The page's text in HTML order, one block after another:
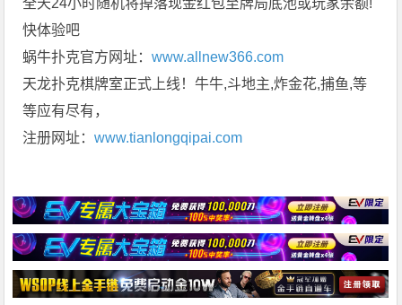
全天24小时随机将掉落现金红包至牌局底池或玩家余额!
快体验吧
蜗牛扑克官方网址：www.allnew366.com
天龙扑克棋牌室正式上线！牛牛,斗地主,炸金花,捕鱼,等
等应有尽有，
注册网址：www.tianlongqipai.com